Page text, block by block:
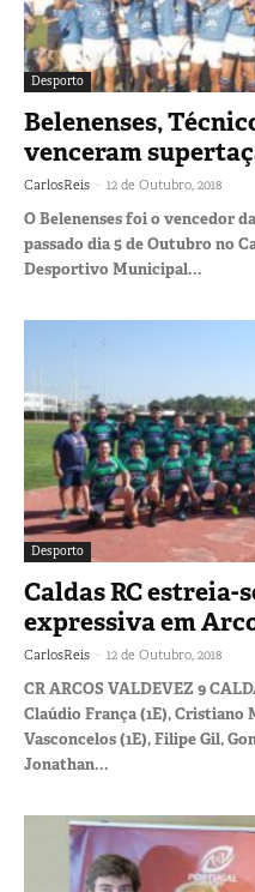
Desporto
Belenenses,
venceram
CarlosReis - 12 de Outubro, 2018
O Belenenses foi o vencedor
passado dia 5 de Outubro no
Desportivo Municipal...
Desporto
Caldas RC estreia-
expressiva em
CarlosReis - 12 de Outubro, 2018
CR ARCOS VALDEVEZ 9
Claúdio França (1E), Cristiano
Vasconcelos (1E), Filipe Gil,
Jonathan...